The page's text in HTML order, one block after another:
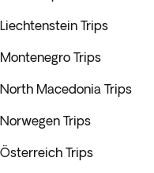
Liechtenstein Trips
Montenegro Trips
North Macedonia Trips
Norwegen Trips
Österreich Trips